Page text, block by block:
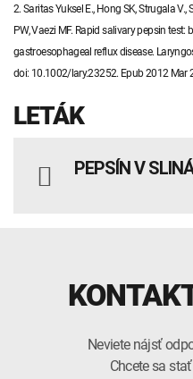
2. Saritas Yuksel E., Hong SK, Strugala
PW, Vaezi MF. Rapid salivary pepsin
gastroesophageal reflux disease.
doi: 10.1002/lary.23252. Epub 2012 Mar
LETÁK
PEPSÍN V
Neviete nájsť
Chcete sa